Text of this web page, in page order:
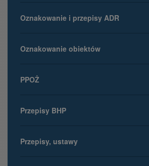
Oznakowanie i przepisy ADR
Oznakowanie obiektów
PPOŻ
Przepisy BHP
Przepisy, ustawy